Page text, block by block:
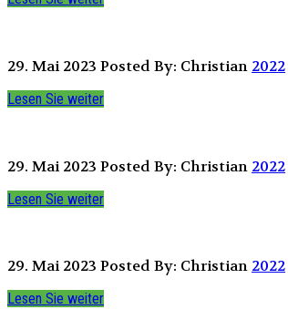
29. Mai 2023 Posted By: Christian 2022
Lesen Sie weiter
29. Mai 2023 Posted By: Christian 2022
Lesen Sie weiter
29. Mai 2023 Posted By: Christian 2022
Lesen Sie weiter